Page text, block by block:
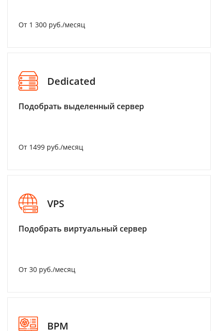
От 1 300 руб./месяц
Dedicated
Подобрать выделенный сервер
От 1499 руб./месяц
VPS
Подобрать виртуальный сервер
От 30 руб./месяц
BPM